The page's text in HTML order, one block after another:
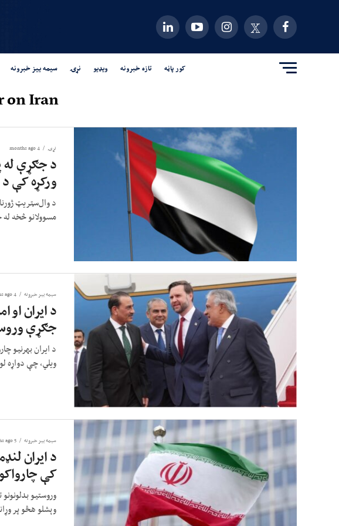
کور پاڼه تازه خبرونه ویډیو نړۍ سیمه ییز خبرونه
on Iran"
نړۍ 4 months ago
د جګړې له
ورکړه کې
د وال‌سټریټ
مسوولانو څخه
سیمه ییز خبرونه 4 months ago
جګړې
د ایران بهرنیو
ویلي، چې دواړه
سیمه ییز خبرونه 5 months ago
د ایران
کې
وروستیو
وېشلو هڅو پر